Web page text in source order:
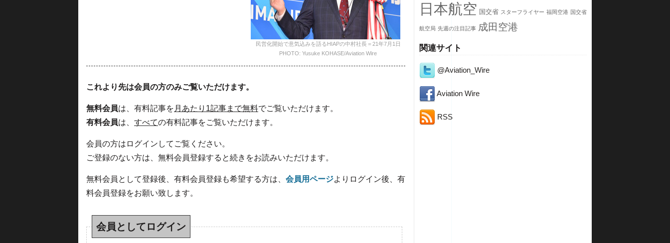
日本航空 国交省 スターフライヤー 福岡空港 国交省
航空局 先週の注目記事 成田空港
関連サイト
@Aviation_Wire
Aviation Wire
RSS
民営化開始で意気込みを語るHIAPの中村社長＝21年7月1日
PHOTO: Yusuke KOHASE/Aviation Wire
これより先は会員の方のみご覧いただけます。
無料会員は、有料記事を 月あたり1記事まで無料でご覧いただけます。
有料会員は、 すべての有料記事をご覧いただけます。
会員の方はログインしてご覧ください。
ご登録のない方は、無料会員登録すると続きをお読みいただけます。
無料会員として登録後、有料会員登録も希望する方は、 会員用ページよりログイン後、有
料会員登録をお願い致します。
会員としてログイン